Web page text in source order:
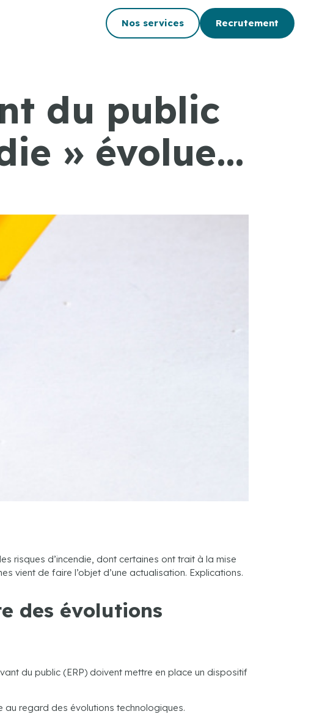
Nos services Recrutement
du public
» évolue…
risques d’incendie, dont certaines ont trait à la mise
vient de faire l’objet d’une actualisation. Explications.
des évolutions
du public (ERP) doivent mettre en place un dispositif
regard des évolutions technologiques.